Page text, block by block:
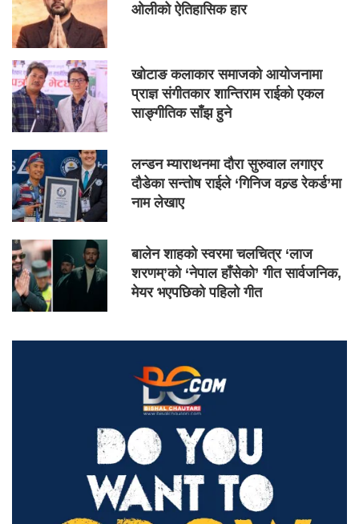
ओलीको ऐतिहासिक हार
खोटाङ कलाकार समाजको आयोजनामा
प्राज्ञ संगीतकार शान्तिराम राईको एकल
साङ्गीतिक साँझ हुने
लन्डन म्याराथनमा दौरा सुरुवाल लगाएर
दौडेका सन्तोष राईले ‘गिनिज वल्र्ड रेकर्ड’मा
नाम लेखाए
बालेन शाहको स्वरमा चलचित्र ‘लाज
शरणम्’को ‘नेपाल हाँसेको’ गीत सार्वजनिक,
मेयर भएपछिको पहिलो गीत